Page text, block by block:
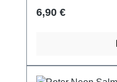
Regulärer Preis:
6,90 €